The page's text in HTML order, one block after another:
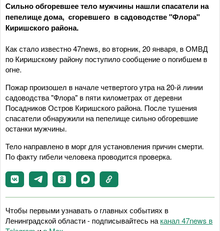
Сильно обгоревшее тело мужчины нашли спасатели на
пепелище дома, сгоревшего в садоводстве "Флора"
Киришского района.
Как стало известно 47news, во вторник, 20 января, в ОМВД
по Киришскому району поступило сообщение о погибшем в
огне.
Пожар произошел в начале четвертого утра на 20-й линии
садоводства "Флора" в пяти километрах от деревни
Посадников Остров Киришского района. После тушения
спасатели обнаружили на пепелище сильно обгоревшие
останки мужчины.
Тело направлено в морг для установления причин смерти.
По факту гибели человека проводится проверка.
Чтобы первыми узнавать о главных событиях в
Ленинградской области - подписывайтесь на канал 47news в